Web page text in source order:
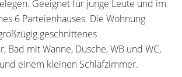
Geeignet für junge Leute und im
6 Parteienhauses. Die Wohnung
geschnittenes
Bad mit Wanne, Dusche, WB und WC,
einem kleinen Schlafzimmer.